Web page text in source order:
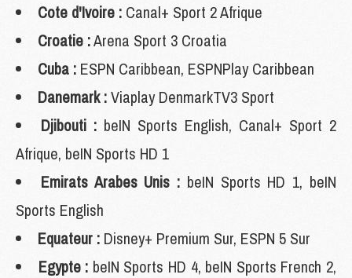
Cote d'Ivoire : Canal+ Sport 2 Afrique
Croatie :Arena Sport 3 Croatia
Cuba : ESPN Caribbean, ESPNPlay Caribbean
Danemark :Viaplay DenmarkTV3 Sport
Djibouti : beIN Sports English, Canal+ Sport 2
Afrique, beIN Sports HD 1
Emirats Arabes Unis : beIN Sports HD 1, beIN
Sports English
Equateur : Disney+ Premium Sur, ESPN 5 Sur
Egypte : beIN Sports HD 4, beIN Sports French 2,